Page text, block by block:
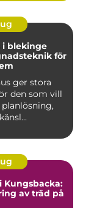
i blekinge
för
ger stora
den som vill
planlösning,
Kungsbacka:
av träd på